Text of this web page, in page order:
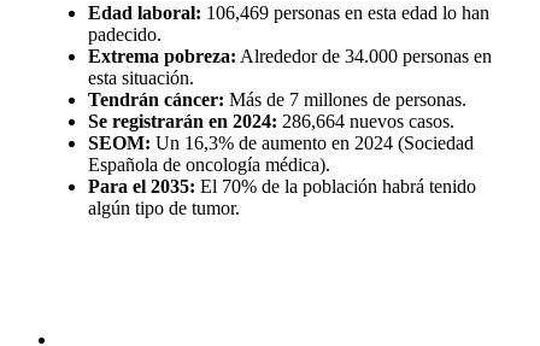
Edad laboral: 106,469 personas en esta edad lo han
padecido.
Extrema pobreza: Alrededor de 34.000 personas en
esta situación.
Tendrán cáncer: Más de 7 millones de personas.
Se registrarán en 2024: 286,664 nuevos casos.
SEOM: Un 16,3% de aumento en 2024 (Sociedad
Española de oncología médica).
Para el 2035: El 70% de la población habrá tenido
algún tipo de tumor.